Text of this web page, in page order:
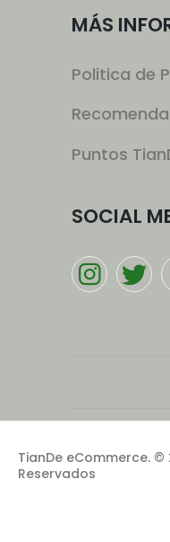
MÁS
Politica de
Puntos
SOCIAL
TianDe eCommerce.
Reservados